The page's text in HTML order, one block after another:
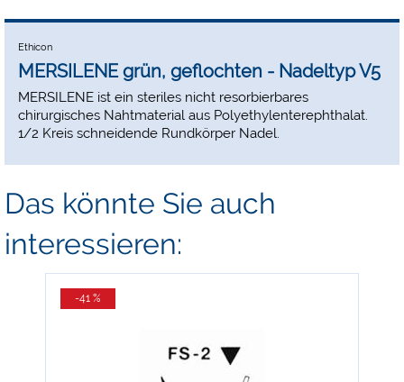
Ethicon
MERSILENE grün, geflochten - Nadeltyp V5
MERSILENE ist ein steriles nicht resorbierbares
chirurgisches Nahtmaterial aus Polyethylenterephthalat.
1/2 Kreis schneidende Rundkörper Nadel.
Das könnte Sie auch
interessieren:
-41 %